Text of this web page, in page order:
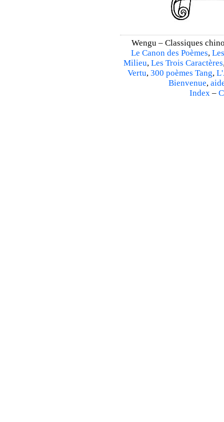
Wengu – Classiques
Le Canon des Poèmes,
Milieu, Les Trois Caractères
Vertu, 300 poèmes Tang,
Bienvenue,
Index–